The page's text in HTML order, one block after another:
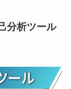
分析ツール